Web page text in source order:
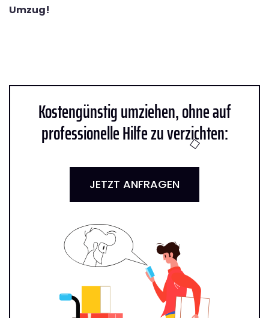
Umzug!
Kostengünstig umziehen, ohne auf
professionelle Hilfe zu verzichten:
JETZT ANFRAGEN